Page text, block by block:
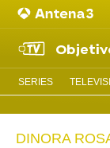
SERIES
DINORA